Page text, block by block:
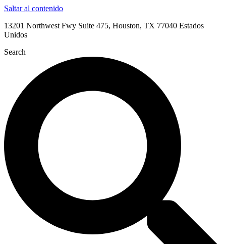
Saltar al contenido
13201 Northwest Fwy Suite 475, Houston, TX 77040 Estados
Unidos
Search